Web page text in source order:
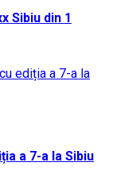
Sibiu din 1
a 7-a la Sibiu